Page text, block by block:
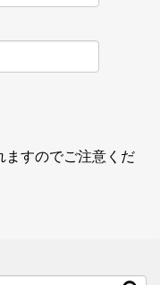
ますのでご注意くだ